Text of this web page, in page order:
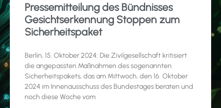
Pressemitteilung des Bündnisses
Gesichtserkennung Stoppen zum
Sicherheitspaket
Berlin, 15. Oktober 2024: Die Zivilgesellschaft kritisiert
die angepassten Maßnahmen des sogenannten
Sicherheitspakets, das am Mittwoch, den 16. Oktober
2024 im Innenausschuss des Bundestages beraten und
noch diese Woche vom